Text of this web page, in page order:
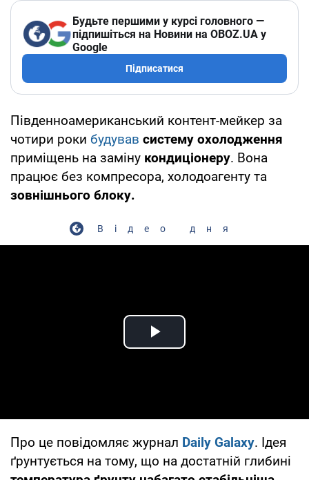
Будьте першими у курсі головного —
підпишіться на Новини на OBOZ.UA у
Google
Підписатися
Південноамериканський контент-мейкер за
чотири роки будував систему охолодження
приміщень на заміну кондиціонеру. Вона
працює без компресора, холодоагенту та
зовнішнього блоку.
Відео дня
Play Video
Про це повідомляє журнал Daily Galaxy. Ідея
ґрунтується на тому, що на достатній глибині